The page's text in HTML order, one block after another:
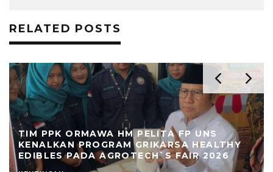
RELATED POSTS
TIM PPK ORMAWA HM PELITA FP UNS
KENALKAN PROGRAM GRIKARSA HEALTHY
EDIBLES PADA AGROTECH`S FAIR 2026